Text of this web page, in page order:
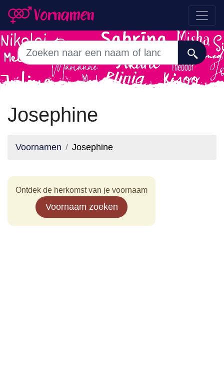
Josephine
Voornamen Josephine
Ontdek de herkomst van je voornaam
Voornaam zoeken